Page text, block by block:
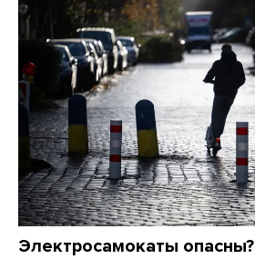
Электросамокаты опасны?